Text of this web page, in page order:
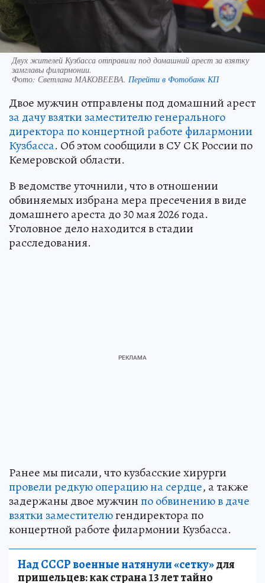
Двух жителей Кузбасса отправили под домашний арест за взятку
замглавы филармонии.
Фото: Светлана МАКОВЕЕВА. Перейти в Фотобанк КП
Двое мужчин отправлены под домашний арест
за дачу взятки заместителю генерального
директора по концертной работе филармонии
Кузбасса. Об этом сообщили в СУ СК России по
Кемеровской области.
В ведомстве уточнили, что в отношении
обвиняемых избрана мера пресечения в виде
домашнего ареста до 30 мая 2026 года.
Уголовное дело находится в стадии
расследования.
Ранее мы писали, что кузбасские хирурги
провели редкую операцию на сердце, а также
задержаны двое мужчинпо обвинению в даче
взятки заместителюгендиректора по
концертной работе филармонии Кузбасса.
Над СССР военные натянули «сетку»для
пришельцев: как страна 13 лет тайно